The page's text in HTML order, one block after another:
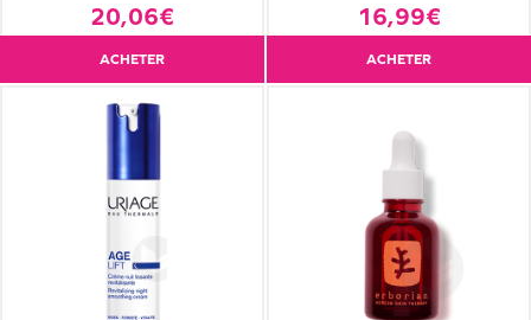
20,06€
ACHETER
16,99€
ACHETER